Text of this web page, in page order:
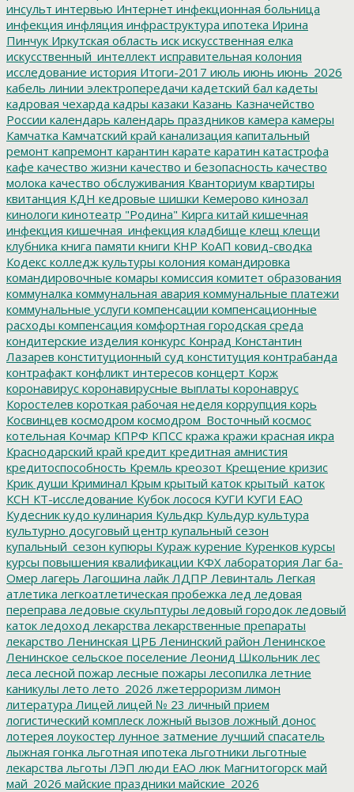
инсульт интервью Интернет инфекционная больница
инфекция инфляция инфраструктура ипотека Ирина
Пинчук Иркутская область иск искусственная елка
искусственный_интеллект исправительная колония
исследование история Итоги-2017 июль июнь июнь_2026
кабель линии электропередачи кадетский бал кадеты
кадровая чехарда кадры казаки Казань Казначейство
России календарь календарь праздников камера камеры
Камчатка Камчатский край канализация капитальный
ремонт капремонт карантин карате каратин катастрофа
кафе качество жизни качество и безопасность качество
молока качество обслуживания Кванториум квартиры
квитанция КДН кедровые шишки Кемерово кинозал
кинологи кинотеатр "Родина" Кирга китай кишечная
инфекция кишечная_инфекция кладбище клещ клещи
клубника книга памяти книги КНР КоАП ковид-сводка
Кодекс колледж культуры колония командировка
командировочные комары комиссия комитет образования
коммуналка коммунальная авария коммунальные платежи
коммунальные услуги компенсации компенсационные
расходы компенсация комфортная городская среда
кондитерские изделия конкурс Конрад Константин
Лазарев конституционный суд конституция контрабанда
контрафакт конфликт интересов концерт Корж
коронавирус коронавирусные выплаты коронаврус
Коростелев короткая рабочая неделя коррупция корь
Косвинцев космодром космодром_Восточный космос
котельная Кочмар КПРФ КПСС кража кражи красная икра
Краснодарский край кредит кредитная амнистия
кредитоспособность Кремль креозот Крещение кризис
Крик души Криминал Крым крытый каток крытый_каток
КСН КТ-исследование Кубок лосося КУГИ КУГИ ЕАО
Кудесник кудо кулинария Кульдкр Кульдур культура
культурно досуговый центр купальный сезон
купальный_сезон купюры Кураж курение Куренков курсы
курсы повышения квалификации КФХ лаборатория Лаг ба-
Омер лагерь Лагошина лайк ЛДПР Левинталь Легкая
атлетика легкоатлетическая пробежка лед ледовая
переправа ледовые скульптуры ледовый городок ледовый
каток ледоход лекарства лекарственные препараты
лекарство Ленинская ЦРБ Ленинский район Ленинское
Ленинское сельское поселение Леонид Школьник лес
леса лесной пожар лесные пожары лесопилка летние
каникулы лето лето_2026 лжетерроризм лимон
литература Лицей лицей № 23 личный прием
логистический комплеск ложный вызов ложный донос
лотерея лоукостер лунное затмение лучший спасатель
лыжная гонка льготная ипотека льготники льготные
лекарства льготы ЛЭП люди ЕАО люк Магнитогорск май
май_2026 майские праздники майские_2026